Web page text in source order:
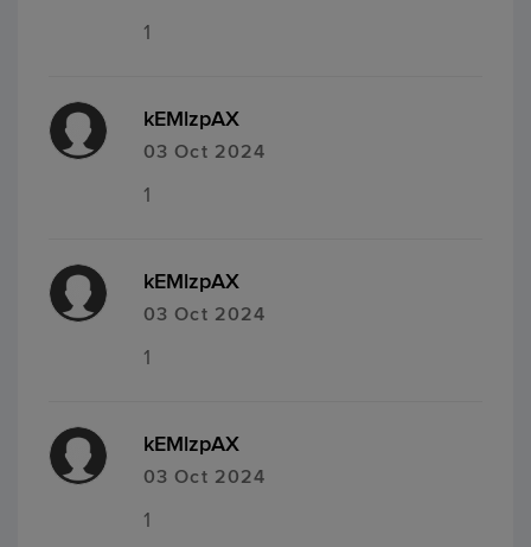
1
kEMlzpAX
03 Oct 2024
1
kEMlzpAX
03 Oct 2024
1
kEMlzpAX
03 Oct 2024
1